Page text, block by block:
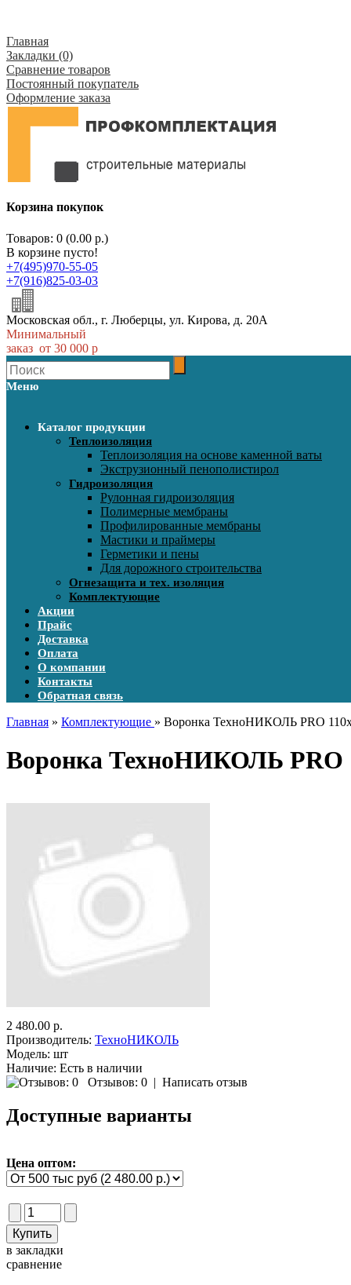
Главная
Закладки (0)
Сравнение товаров
Постоянный покупатель
Оформление заказа
Корзина покупок
Товаров: 0 (0.00 р.)
В корзине пусто!
+7(495)970-55-05
+7(916)825-03-03
Московская обл., г. Люберцы, ул. Кирова, д. 20А
Минимальный
заказ от 30 000 р
Меню
Каталог продукции
Теплоизоляция
Теплоизоляция на основе каменной ваты
Экструзионный пенополистирол
Гидроизоляция
Рулонная гидроизоляция
Полимерные мембраны
Профилированные мембраны
Мастики и праймеры
Герметики и пены
Для дорожного строительства
Огнезащита и тех. изоляция
Комплектующие
Акции
Прайс
Доставка
Оплата
О компании
Контакты
Обратная связь
Главная » Комплектующие » Воронка ТехноНИКОЛЬ PRO
Воронка ТехноНИКОЛЬ PRO
2 480.00 р.
Производитель: ТехноНИКОЛЬ
Модель: шт
Наличие: Есть в наличии
Отзывов: 0 | Написать отзыв
Доступные варианты
Цена оптом:
в закладки
сравнение